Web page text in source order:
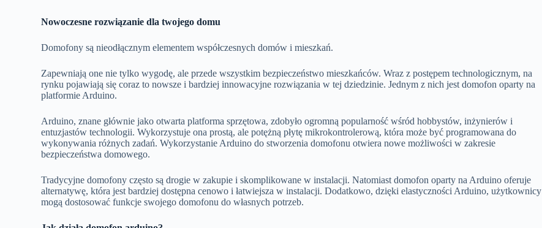
Nowoczesne rozwiązanie dla twojego domu
Domofony są nieodłącznym elementem współczesnych domów i mieszkań.
Zapewniają one nie tylko wygodę, ale przede wszystkim bezpieczeństwo mieszkańców. Wraz z postępem technologicznym, na
rynku pojawiają się coraz to nowsze i bardziej innowacyjne rozwiązania w tej dziedzinie. Jednym z nich jest domofon oparty na
platformie Arduino.
Arduino, znane głównie jako otwarta platforma sprzętowa, zdobyło ogromną popularność wśród hobbystów, inżynierów i
entuzjastów technologii. Wykorzystuje ona prostą, ale potężną płytę mikrokontrolerową, która może być programowana do
wykonywania różnych zadań. Wykorzystanie Arduino do stworzenia domofonu otwiera nowe możliwości w zakresie
bezpieczeństwa domowego.
Tradycyjne domofony często są drogie w zakupie i skomplikowane w instalacji. Natomiast domofon oparty na Arduino oferuje
alternatywę, która jest bardziej dostępna cenowo i łatwiejsza w instalacji. Dodatkowo, dzięki elastyczności Arduino, użytkownicy
mogą dostosować funkcje swojego domofonu do własnych potrzeb.